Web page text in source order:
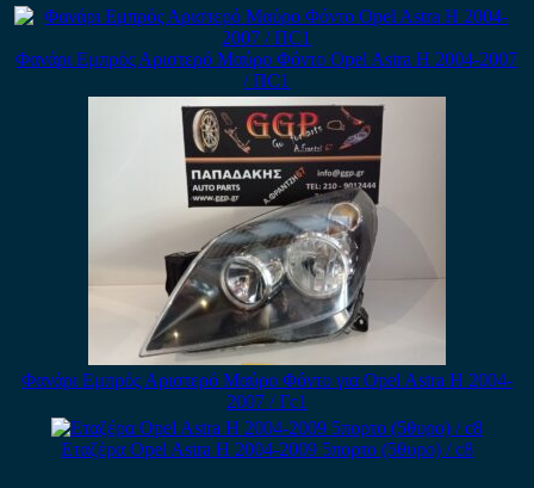
Φανάρι Εμπρός Αριστερό Μαύρο Φόντο Opel Astra H 2004-2007
/ ΠC1
Φανάρι Εμπρός Αριστερό Μαύρο Φόντο για Opel Astra H 2004-
2007 / Γc1
Εταζέρα Opel Astra H 2004-2009 5πορτο (5θυρο) / c8